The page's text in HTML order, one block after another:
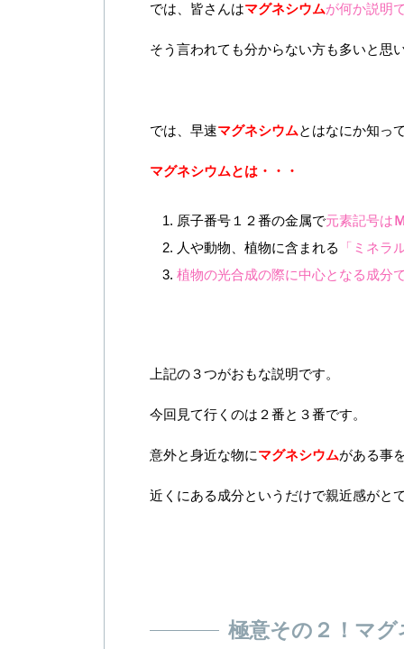
では、皆さんはマグネシウムが何か説明
そう言われても分からない方も多いと思
では、早速マグネシウムとはなにか知っ
マグネシウムとは・・・
原子番号１２番の金属で元素記号は
人や動物、植物に含まれる
「ミネラ
植物の光合成の際に中心となる成分
上記の３つがおもな説明です。
今回見て行くのは２番と３番です。
意外と身近な物にマグネシウムがある事
近くにある成分というだけで親近感がと
極意その２！マ